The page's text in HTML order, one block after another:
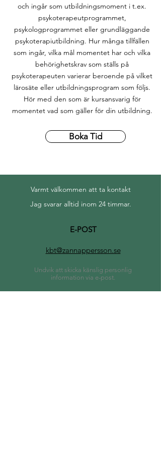
och ingår som utbildningsmoment i t.ex.
psykoterapeutprogrammet,
psykologprogrammet eller grundläggande
psykoterapiutbildning. Hur många tillfällen
som ingår, vilka mål momentet har och vilka
behörighetskrav som ställs på
psykoterapeuten varierar beroende på vilket
lärosäte eller utbildningsprogram som följs.
Hör med den som är kursansvarig för
momentet vad som gäller för din utbildning.
Boka Tid
Varmt välkommen att ta kontakt
Jag svarar alltid inom 24 timmar.
E-POST
kbt@zannappersson.se
Undvik att skicka känslig personlig
information via e-post.